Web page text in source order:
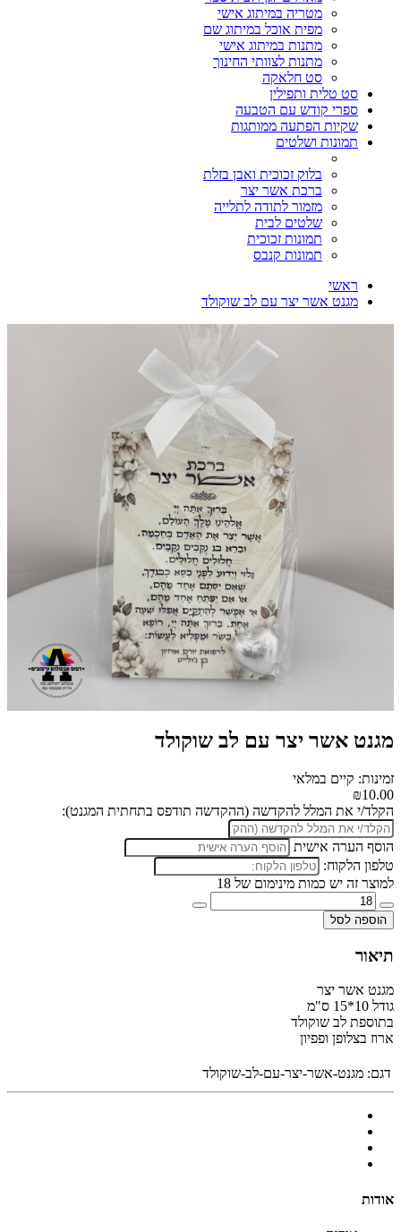
מטריה במיתוג אישי
מפית אוכל במיתוג שם
מתנות במיתוג אישי
מתנות לצוותי החינוך
סט חלאקה
סט טלית ותפילין
ספרי קודש עם הטבעה
שקיות הפתעה ממותגות
תמונות ושלטים
בלוק זכוכית ואבן בזלת
ברכת אשר יצר
מזמור לתודה לתלייה
שלטים לבית
תמונות זכוכית
תמונות קנבס
ראשי
מגנט אשר יצר עם לב שוקולד
מגנט אשר יצר עם לב שוקולד
זמינות: קיים במלאי
₪10.00
הקלד/י את המלל להקדשה (ההקדשה תודפס בתחתית המגנט):
הוסף הערה אישית
טלפון הלקוח:
למוצר זה יש כמות מינימום של 18
הוספה לסל
תיאור
מגנט אשר יצר
גודל 10*15 ס"מ
בתוספת לב שוקולד
ארוז בצלופן ופפיון
דגם: מגנט-אשר-יצר-עם-לב-שוקולד
אודות